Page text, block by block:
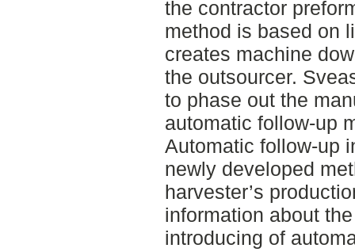
the contractor
method is based on
creates machine
the outsourcer.
to phase out the
automatic follow-up
Automatic follow-up
newly developed
harvester’s
information about
introducing of